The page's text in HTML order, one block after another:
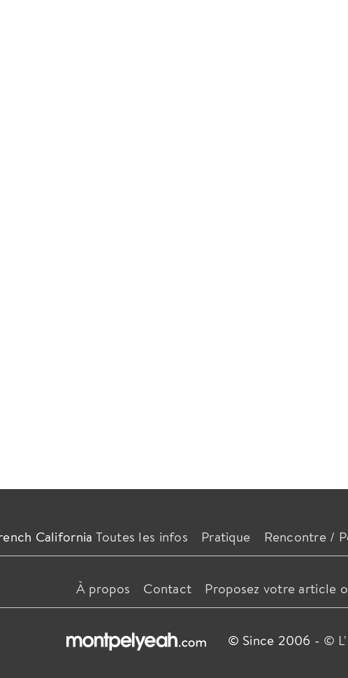
California Toutes les infos Pratique Rencontre /
À propos Contact Proposez votre article
© Since 2006 - ©